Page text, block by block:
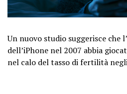
Un nuovo studio suggerisce che
dell’iPhone nel 2007 abbia
nel calo del tasso di fertilità